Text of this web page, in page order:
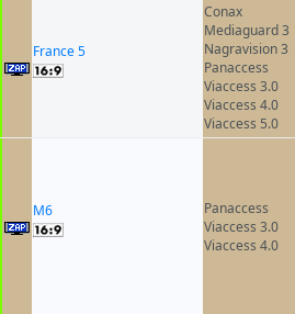
France 5
Conax
Mediaguard 3
Nagravision 3
Panaccess
Viaccess 3.0
Viaccess 4.0
Viaccess 5.0
M6
Panaccess
Viaccess 3.0
Viaccess 4.0